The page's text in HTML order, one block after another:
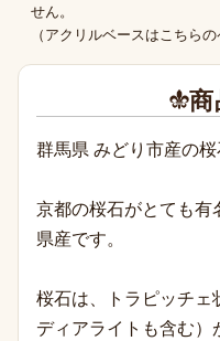
せん。
（アクリルベースはこちらの
群馬県 みどり市産の桜
京都の桜石がとても
県産です。
桜石は、トラピッチェ
ディアライトも含む）